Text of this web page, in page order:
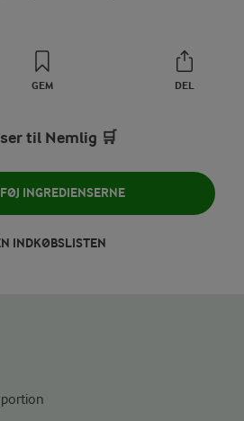
GEM DEL
til Nemlig 🛒
INGREDIENSERNE
INDKØBSLISTEN